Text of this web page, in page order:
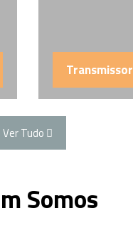
Ver Tudo
Somos